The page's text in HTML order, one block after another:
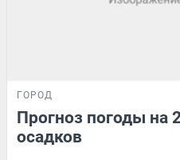
ГОРОД
Прогноз погоды на
осадков